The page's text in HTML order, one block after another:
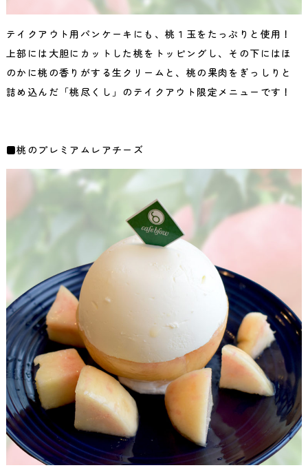
テイクアウト用パンケーキにも、桃１玉をたっぷりと使用！
上部には大胆にカットした桃をトッピングし、その下にはほ
のかに桃の香りがする生クリームと、桃の果肉をぎっしりと
詰め込んだ「桃尽くし」のテイクアウト限定メニューです！
■桃のプレミアムレアチーズ